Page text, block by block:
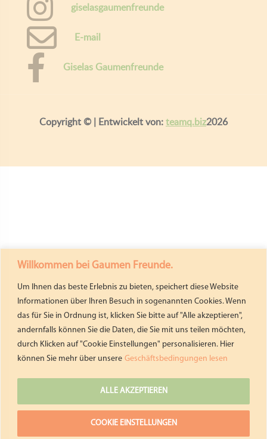
Willkommen bei Gaumen Freunde.
Um Ihnen das beste Erlebnis zu bieten, speichert diese Website
Informationen über Ihren Besuch in sogenannten Cookies. Wenn
das für Sie in Ordnung ist, klicken Sie bitte auf "Alle akzeptieren",
andernfalls können Sie die Daten, die Sie mit uns teilen möchten,
durch Klicken auf "Cookie Einstellungen" personalisieren. Hier
können Sie mehr über unsere Geschäftsbedingungen lesen
COOKIE EINSTELLUNGEN
ALLE AKZEPTIEREN
giselasgaumenfreunde
E-mail
Giselas Gaumenfreunde
Copyright © | Entwickelt von:teamq.biz2026